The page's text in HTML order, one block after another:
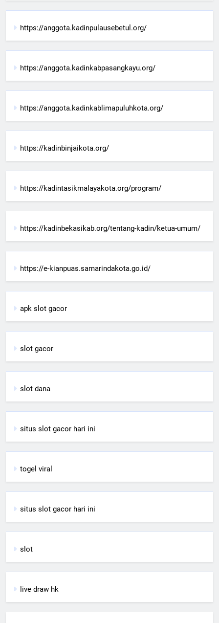
https://anggota.kadinpulausebetul.org/
https://anggota.kadinkabpasangkayu.org/
https://anggota.kadinkablimapuluhkota.org/
https://kadinbinjaikota.org/
https://kadintasikmalayakota.org/program/
https://kadinbekasikab.org/tentang-kadin/ketua-umum/
https://e-kianpuas.samarindakota.go.id/
apk slot gacor
slot gacor
slot dana
situs slot gacor hari ini
togel viral
situs slot gacor hari ini
slot
live draw hk